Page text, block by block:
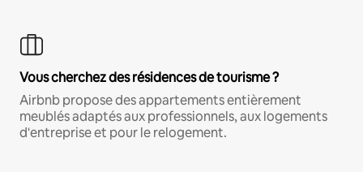
Vous cherchez des résidences de tourisme ?
Airbnb propose des appartements entièrement
meublés adaptés aux professionnels, aux logements
d'entreprise et pour le relogement.